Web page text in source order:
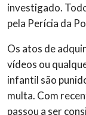
investigado.
pela Perícia da
Os atos de
vídeos ou
infantil são
multa. Com
passou a ser